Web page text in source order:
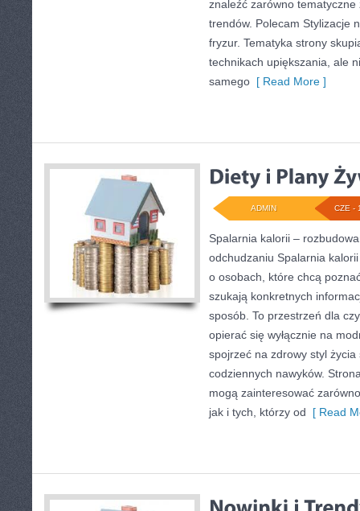
znaleźć zarówno
trendów. Polecam Stylizacje
fryzur. Tematyka strony
technikach upiększania, ale
samego [ Read More ]
CZE -
ADMIN
Spalarnia kalorii –
odchudzaniu Spalarnia
o osobach, które chcą
szukają konkretnych
sposób. To przestrzeń dla
opierać się wyłącznie na
spojrzeć na zdrowy styl
codziennych nawyków.
mogą zainteresować
jak i tych, którzy od [ Read